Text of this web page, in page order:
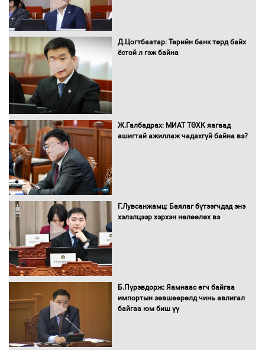
С.Бямбацогт Зүүн Азийн
Санхүүгийн хэмнэлтийн горимд эрүүл
Нөөцийн махны худалдаа,
борлуулалтыг нээлттэй ил тод
болгоно
Д.Цогтбаатар: Төрийн банк төрд байх
ёстой л гэж байна
Ж.Галбадрах: МИАТ ТӨХК яагаад
ашигтай ажиллаж чадахгүй байна вэ?
Г.Лувсанжамц: Баялаг бүтээгчдэд энэ
хэлэлцээр хэрхэн нөлөөлөх вэ
Б.Пүрэвдорж: Яамнаас өгч байгаа
импортын зөвшөөрөлд чинь авлигал
байгаа юм биш үү